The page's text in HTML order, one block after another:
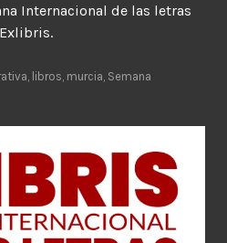
Internacional de las letras
libros murcia Semana